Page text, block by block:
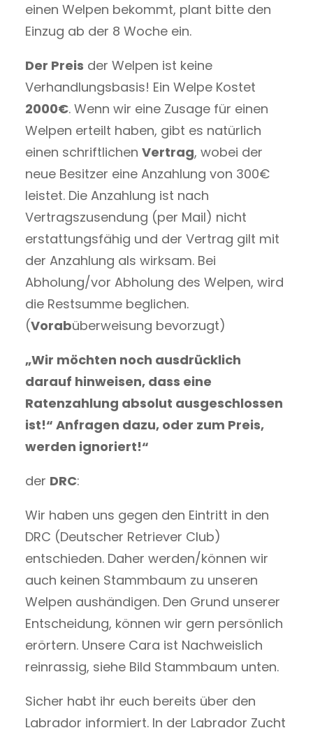
einen Welpen bekommt, plant bitte den
Einzug ab der 8 Woche ein.
Der Preis der Welpen ist keine
Verhandlungsbasis! Ein Welpe Kostet
2000€. Wenn wir eine Zusage für einen
Welpen erteilt haben, gibt es natürlich
einen schriftlichen Vertrag, wobei der
neue Besitzer eine Anzahlung von 300€
leistet. Die Anzahlung ist nach
Vertragszusendung (per Mail) nicht
erstattungsfähig und der Vertrag gilt mit
der Anzahlung als wirksam. Bei
Abholung/vor Abholung des Welpen, wird
die Restsumme beglichen.
(Vorabüberweisung bevorzugt)
„Wir möchten noch ausdrücklich
darauf hinweisen, dass eine
Ratenzahlung absolut ausgeschlossen
ist!“ Anfragen dazu, oder zum Preis,
werden ignoriert!“
der DRC:
Wir haben uns gegen den Eintritt in den
DRC (Deutscher Retriever Club)
entschieden. Daher werden/können wir
auch keinen Stammbaum zu unseren
Welpen aushändigen. Den Grund unserer
Entscheidung, können wir gern persönlich
erörtern. Unsere Cara ist Nachweislich
reinrassig, siehe Bild Stammbaum unten.
Sicher habt ihr euch bereits über den
Labrador informiert. In der Labrador Zucht